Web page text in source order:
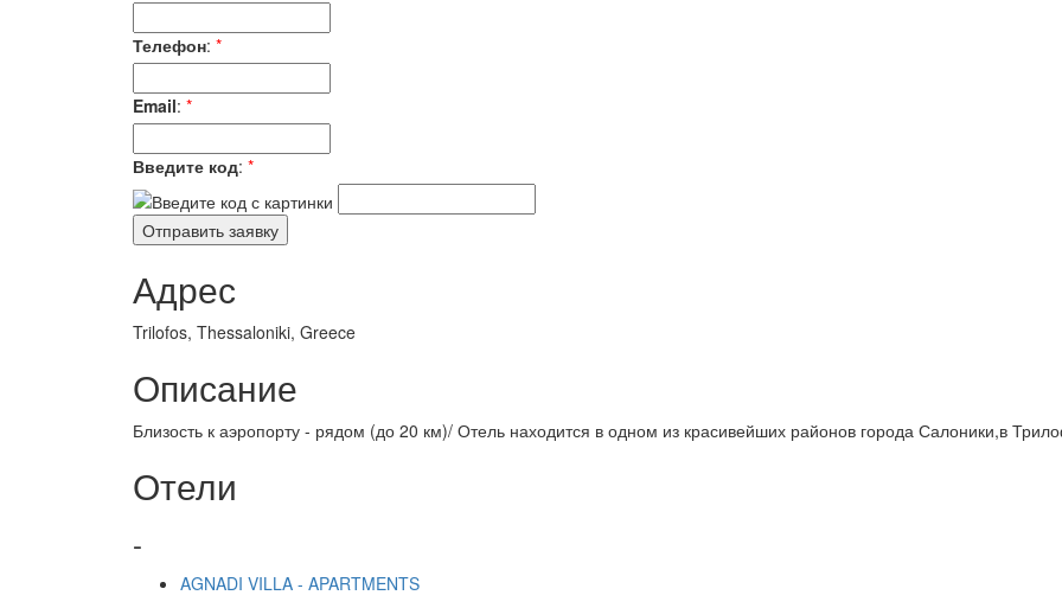
Телефон: *
Email: *
Введите код: *
Адрес
Trilofos, Thessaloniki, Greece
Описание
Близость к аэропорту - рядом (до 20 км)/ Отель находится в одном из красивейших районов города Салоники,в
Отели
-
AGNADI VILLA - APARTMENTS